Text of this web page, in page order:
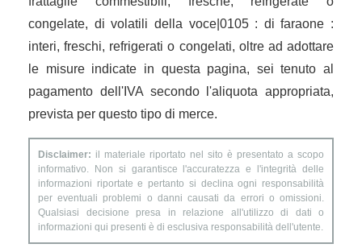
congelate, di volatili della voce|0105 : di faraone :
interi, freschi, refrigerati o congelati, oltre ad adottare
le misure indicate in questa pagina, sei tenuto al
pagamento dell'IVA secondo l'aliquota appropriata,
prevista per questo tipo di merce.
Disclaimer: il materiale riportato nel sito è presentato a scopo
informativo. Non si garantisce l'accuratezza e l'integrità delle
informazioni riportate e pertanto si declina ogni responsabilità
per eventuali problemi o danni causati da errori o omissioni.
Qualsiasi decisione presa in relazione all'utilizzo di dati o
informazioni qui presenti è di esclusiva responsabilità dell'utente.